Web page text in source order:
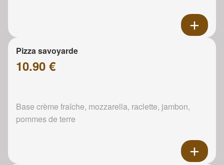
Pizza savoyarde
10.90 €
Base crème fraîche, mozzarella, raclette, jambon,
pommes de terre